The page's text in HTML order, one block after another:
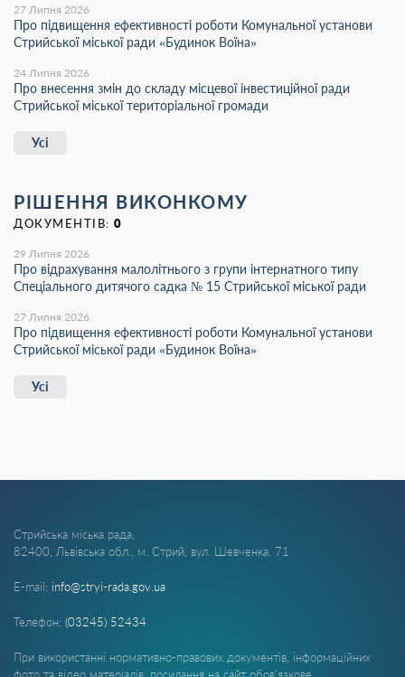
27 Липня 2026
Про підвищення ефективності роботи Комунальної установи
Стрийської міської ради «Будинок Воїна»
24 Липня 2026
Про внесення змін до складу місцевої інвестиційної ради
Стрийської міської територіальної громади
Усі
РІШЕННЯ ВИКОНКОМУ
ДОКУМЕНТІВ: 0
29 Липня 2026
Про відрахування малолітнього з групи інтернатного типу
Спеціального дитячого садка № 15 Стрийської міської ради
27 Липня 2026
Про підвищення ефективності роботи Комунальної установи
Стрийської міської ради «Будинок Воїна»
Усі
Стрийська міська рада,
82400, Львівська обл., м. Стрий, вул. Шевченка, 71
E-mail: info@stryi-rada.gov.ua
Телефон: (03245) 52434
При використанні нормативно-правових документів, інформаційних